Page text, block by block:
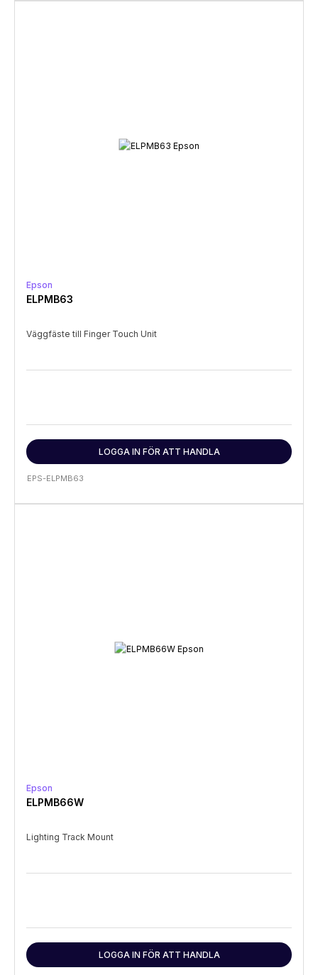
Epson
ELPMB63
Väggfäste till Finger Touch Unit
LOGGA IN FÖR ATT HANDLA
EPS-ELPMB63
Epson
ELPMB66W
Lighting Track Mount
LOGGA IN FÖR ATT HANDLA